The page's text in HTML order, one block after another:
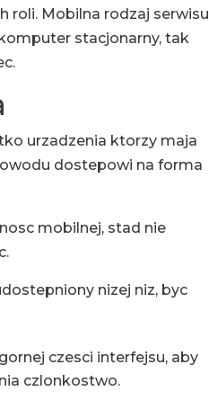
roli. Mobilna rodzaj serwisu
stacjonarny, tak
urzadzenia ktorzy maja
dostepowi na forma
mobilnej, stad nie
nizej niz, byc
czesci interfejsu, aby
czlonkostwo.